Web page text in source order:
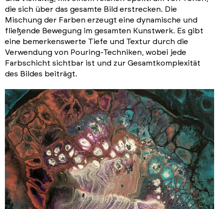
die sich über das gesamte Bild erstrecken. Die
Mischung der Farben erzeugt eine dynamische und
fließende Bewegung im gesamten Kunstwerk. Es gibt
eine bemerkenswerte Tiefe und Textur durch die
Verwendung von Pouring-Techniken, wobei jede
Farbschicht sichtbar ist und zur Gesamtkomplexität
des Bildes beiträgt.